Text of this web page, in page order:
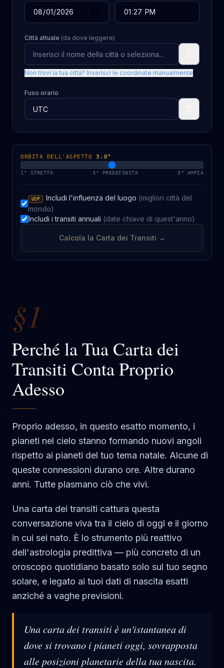
Città attuale (da dove leggere)
Non trovi la tua città? Inserisci le coordinate manualmente
Fuso orario
ORBITA DELL'ASPETTO 3.0°
1° STRETTA 3° PREDEFINITA 5° AMPIA
USP Includi l'influenza del luogo (migliori città del
mondo)
Includi i transiti annuali (date chiave di quest'anno)
Calcola la Carta dei Transiti →
§1
Perché la Tua Carta dei
Transiti Conta Proprio
Adesso
Proprio adesso, in questo esatto momento, i
pianeti nel cielo stanno formando nuovi angoli
rispetto ai pianeti del tuo tema natale. Alcune di
queste connessioni durano ore. Altre durano
anni. Tutte plasmano ciò che vivi.
Una carta dei transiti cattura questa
conversazione viva tra il cielo di oggi e il giorno
in cui sei nato. È lo strumento più reattivo
dell'astrologia predittiva — più concreto di un
oroscopo quotidiano basato solo sul tuo segno
solare, e legato ai tuoi dati di nascita esatti
anziché a vaghe previsioni.
Una carta dei transiti è un'istantanea di
dove si trovano i pianeti oggi, sovrapposta
alle posizioni planetarie della tua nascita.